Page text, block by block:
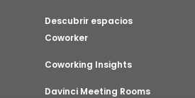
Descubrir espacios
Coworker
Coworking Insights
Davinci Meeting Rooms